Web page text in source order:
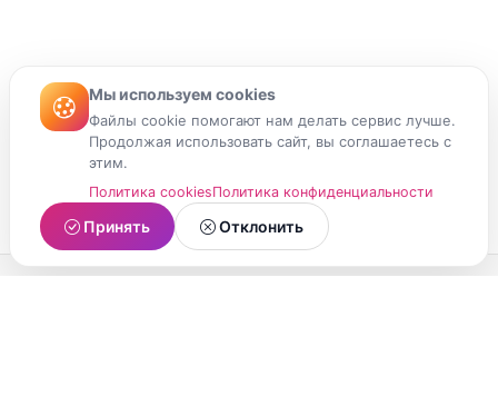
Мы используем cookies
Файлы cookie помогают нам делать сервис лучше.
Продолжая использовать сайт, вы соглашаетесь с
этим.
Политика cookiesПолитика конфиденциальности
Принять Отклонить